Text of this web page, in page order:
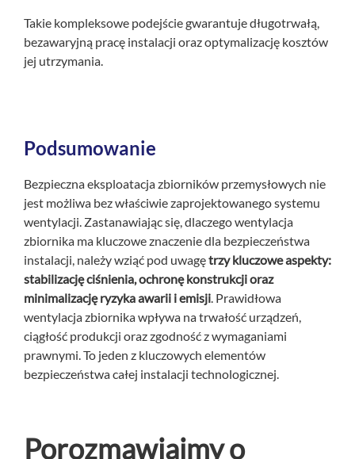
Takie kompleksowe podejście gwarantuje długotrwałą,
bezawaryjną pracę instalacji oraz optymalizację kosztów
jej utrzymania.
Podsumowanie
Bezpieczna eksploatacja zbiorników przemysłowych nie
jest możliwa bez właściwie zaprojektowanego systemu
wentylacji. Zastanawiając się, dlaczego wentylacja
zbiornika ma kluczowe znaczenie dla bezpieczeństwa
instalacji, należy wziąć pod uwagętrzy kluczowe aspekty:
stabilizację ciśnienia, ochronę konstrukcji oraz
minimalizację ryzyka awarii i emisji. Prawidłowa
wentylacja zbiornika wpływa na trwałość urządzeń,
ciągłość produkcji oraz zgodność z wymaganiami
prawnymi. To jeden z kluczowych elementów
bezpieczeństwa całej instalacji technologicznej.
Porozmawiajmy o